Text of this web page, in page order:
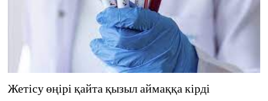
Жетісу өңірі қайта қызыл аймаққа кірді